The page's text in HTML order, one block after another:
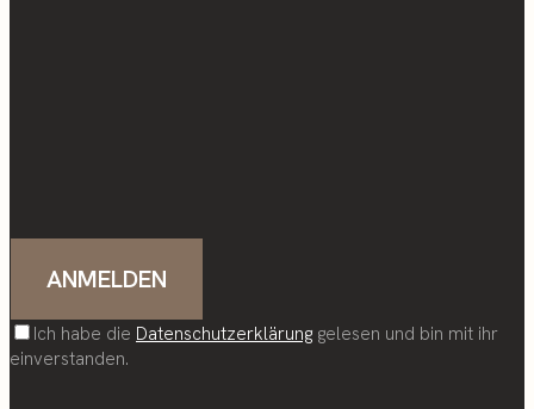
Ich habe die Datenschutzerklärung gelesen und bin mit ihr
einverstanden.